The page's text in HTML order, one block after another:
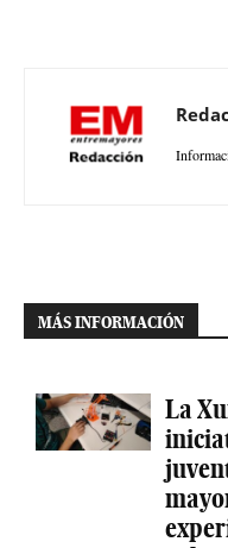
MÁS INFORMACIÓN
La